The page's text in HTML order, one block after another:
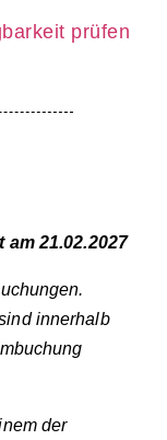
prüfen
21.02.2027
innerhalb
der